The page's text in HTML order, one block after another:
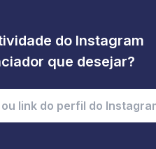
do Instagram
que desejar?